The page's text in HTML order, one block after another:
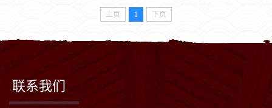
上页 1 下页
联系我们